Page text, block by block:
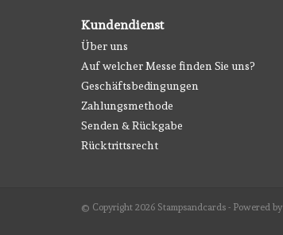
Kundendienst
Über uns
Auf welcher Messe finden Sie uns?
Geschäftsbedingungen
Zahlungsmethode
Senden & Rückgabe
Rücktrittsrecht
© Copyright 2026 Stampsandcards - Powered by